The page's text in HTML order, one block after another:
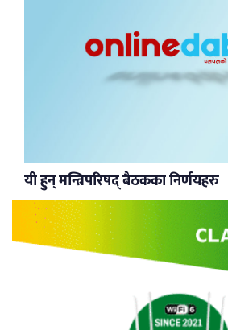
यी हुन् मन्त्रिपरिषद् बैठकका निर्णयहरु